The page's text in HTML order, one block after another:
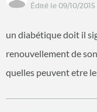
Édité le 09/10/2015
un diabétique doit il
renouvellement de
quelles peuvent etre